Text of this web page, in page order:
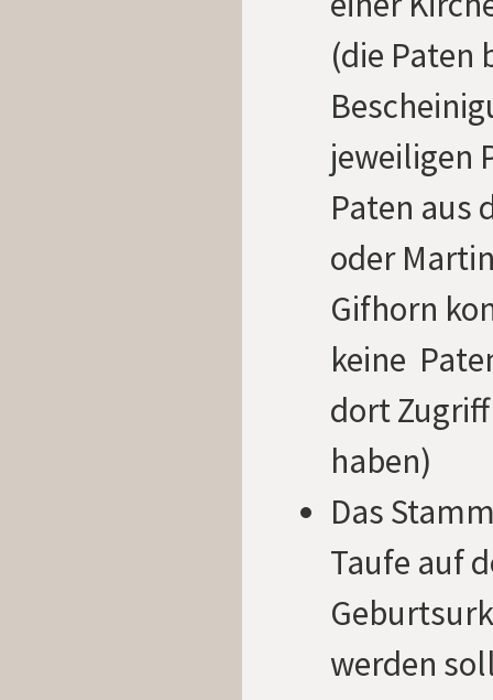
(die Paten
jeweiligen
Paten aus
oder
Gifhorn
keine
dort
haben)
Das
Taufe auf
werden